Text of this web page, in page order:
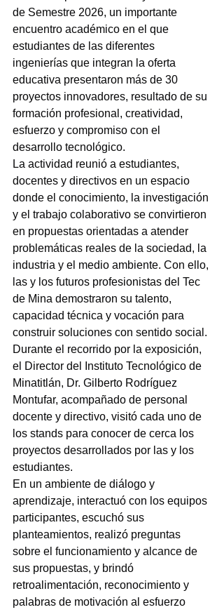
de Semestre 2026, un importante
encuentro académico en el que
estudiantes de las diferentes
ingenierías que integran la oferta
educativa presentaron más de 30
proyectos innovadores, resultado de su
formación profesional, creatividad,
esfuerzo y compromiso con el
desarrollo tecnológico.
La actividad reunió a estudiantes,
docentes y directivos en un espacio
donde el conocimiento, la investigación
y el trabajo colaborativo se convirtieron
en propuestas orientadas a atender
problemáticas reales de la sociedad, la
industria y el medio ambiente. Con ello,
las y los futuros profesionistas del Tec
de Mina demostraron su talento,
capacidad técnica y vocación para
construir soluciones con sentido social.
Durante el recorrido por la exposición,
el Director del Instituto Tecnológico de
Minatitlán, Dr. Gilberto Rodríguez
Montufar, acompañado de personal
docente y directivo, visitó cada uno de
los stands para conocer de cerca los
proyectos desarrollados por las y los
estudiantes.
En un ambiente de diálogo y
aprendizaje, interactuó con los equipos
participantes, escuchó sus
planteamientos, realizó preguntas
sobre el funcionamiento y alcance de
sus propuestas, y brindó
retroalimentación, reconocimiento y
palabras de motivación al esfuerzo